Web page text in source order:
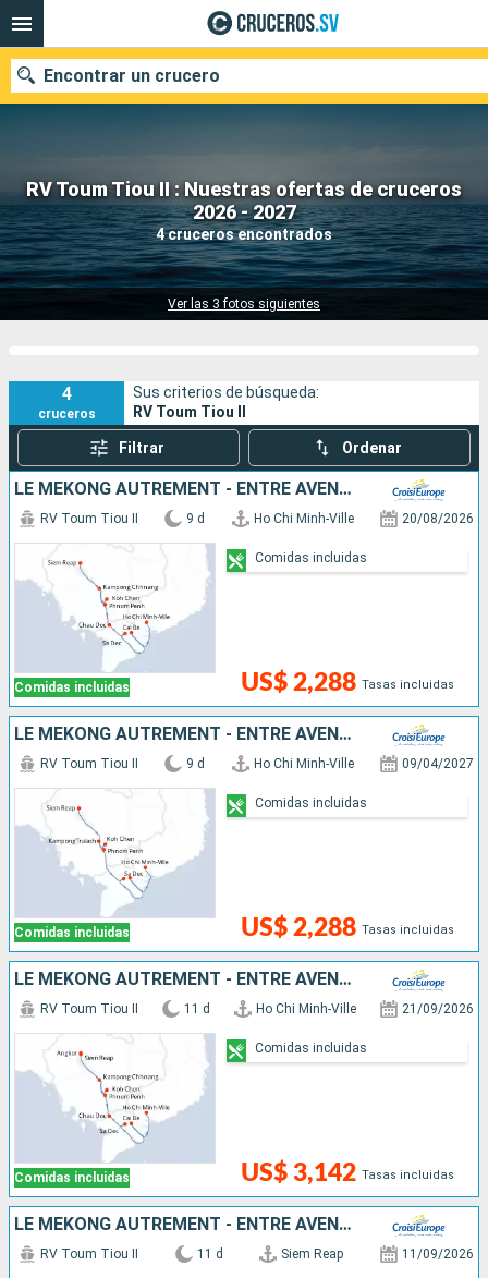
RV Toum Tiou II : Nuestras ofertas de cruceros
2026 - 2027
4 cruceros encontrados
Ver las 3 fotos siguientes
Encontrar un crucero
Nuestros destinos
Fecha de salida
4
cruceros
Sus criterios de búsqueda:
RV Toum Tiou II
Filtrar Ordenar
LE MÉKONG AUTREMENT - ENTRE AVENTURE ET SITES INCONTOURNABLES
Comidas incluidas
RV Toum Tiou II 9 d Ho Chi Minh-Ville 20/08/2026
US$ 2,288 Tasas incluidas
Comidas incluidas
LE MÉKONG AUTREMENT - ENTRE AVENTURE ET SITES INCONTOURNABLES
Comidas incluidas
RV Toum Tiou II 9 d Ho Chi Minh-Ville 09/04/2027
US$ 2,288 Tasas incluidas
Comidas incluidas
LE MÉKONG AUTREMENT - ENTRE AVENTURE ET SITES INCONTOURNABLES
Comidas incluidas
RV Toum Tiou II 11 d Ho Chi Minh-Ville 21/09/2026
US$ 3,142 Tasas incluidas
Comidas incluidas
LE MÉKONG AUTREMENT - ENTRE AVENTURE ET SITES INCONTOURNABLES
RV Toum Tiou II 11 d Siem Reap 11/09/2026